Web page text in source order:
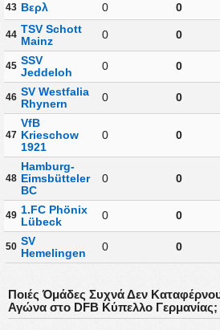
43 Βερλ 0 0
44 TSV Schott
Mainz
0 0
45 SSV
Jeddeloh
0 0
46 SV Westfalia
Rhynern
0 0
47
VfB
Krieschow
1921
0 0
48
Hamburg-
Eimsbütteler
BC
0 0
49 1.FC Phönix
Lübeck
0 0
50 SV
Hemelingen
0 0
Ποιές Όμάδες Συχνά Δεν
Αγώνα στο DFB Κύπελλο Γερμανίας;